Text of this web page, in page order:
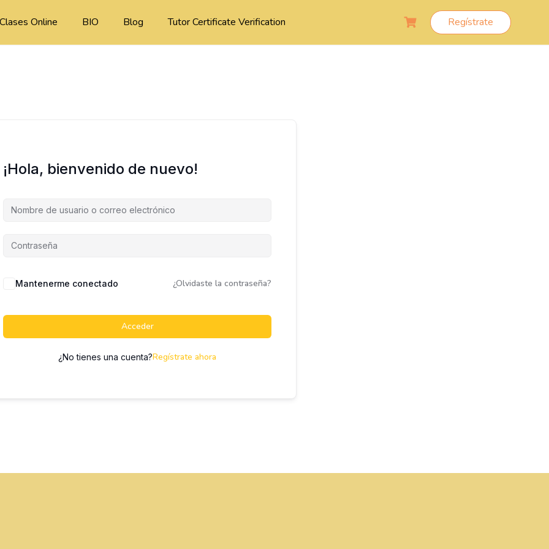
Clases Online BIO Blog Tutor Certificate Verification Regístrate
¡Hola, bienvenido de nuevo!
Mantenerme conectado ¿Olvidaste la contraseña?
Acceder
¿No tienes una cuenta?Regístrate ahora